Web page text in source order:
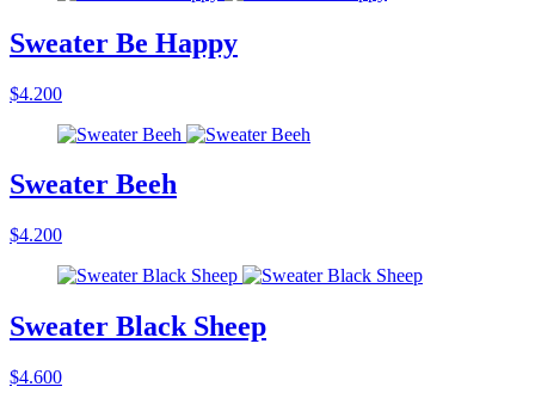
Sweater Be Happy
$4.200
Sweater Beeh
$4.200
Sweater Black Sheep
$4.600